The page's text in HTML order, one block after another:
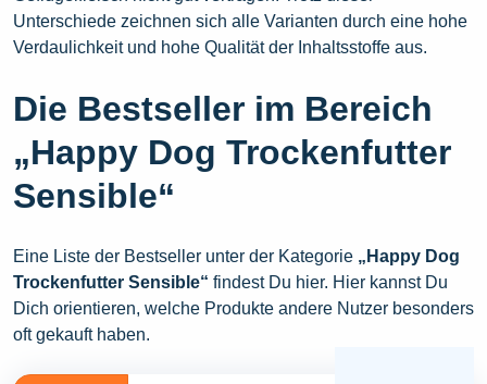
Unterschiede zeichnen sich alle Varianten durch eine hohe
Verdaulichkeit und hohe Qualität der Inhaltsstoffe aus.
Die Bestseller im Bereich
„Happy Dog Trockenfutter
Sensible“
Eine Liste der Bestseller unter der Kategorie „Happy Dog
Trockenfutter Sensible“ findest Du hier. Hier kannst Du
Dich orientieren, welche Produkte andere Nutzer besonders
oft gekauft haben.